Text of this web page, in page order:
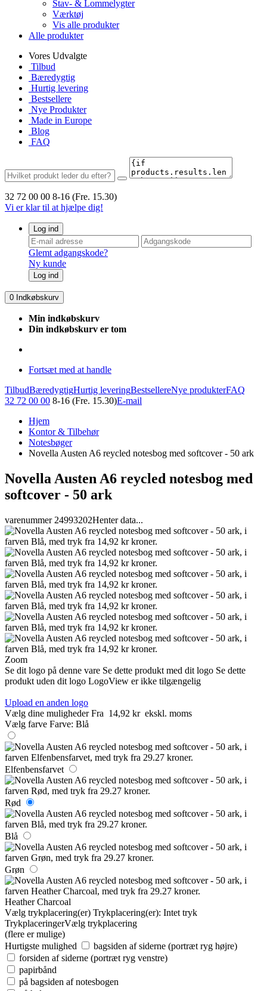
Stav- & Lommelygter
Værktøj
Vis alle produkter
Alle produkter
Vores Udvalgte
Tilbud
Bæredygtig
Hurtig levering
Bestsellere
Nye Produkter
Made in Europe
Blog
FAQ
32 72 00 00 8-16 (Fre. 15.30)
Vi er klar til at hjælpe dig!
Log ind
Glemt adgangskode?
Ny kunde
Log ind
0 Indkøbskurv
Min indkøbskurv
Din indkøbskurv er tom
Fortsæt med at handle
TilbudBæredygtigHurtig leveringBestsellereNye produkterFAQ
32 72 00 00 8-16 (Fre. 15.30)E-mail
Hjem
Kontor & Tilbehør
Notesbøger
Novella Austen A6 reycled notesbog med softcover - 50 ark
Novella Austen A6 reycled notesbog med
softcover - 50 ark
varenummer 24993202Henter data...
Zoom
Se dit logo på denne vare Se dette produkt med dit logo Se dette
produkt uden dit logo LogoView er ikke tilgængelig
Upload en anden logo
Vælg dine muligheder Fra 14,92 kr ekskl. moms
Vælg farve Farve: Blå
Elfenbensfarvet
Rød
Blå
Grøn
Heather Charcoal
Vælg trykplacering(er) Trykplacering(er): Intet tryk
TrykplaceringerVælg trykplacering
(flere er mulige)
Hurtigste mulighed
bagsiden af siderne (portræt ryg højre)
forsiden af siderne (portræt ryg venstre)
papirbånd
på bagsiden af ​​notesbogen